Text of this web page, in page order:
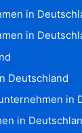
in
in
Deutschland
in
in